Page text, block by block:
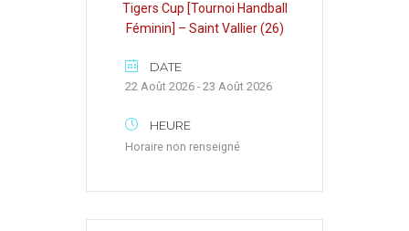
Tigers Cup [Tournoi Handball
Féminin] – Saint Vallier (26)
DATE
22 Août 2026 - 23 Août 2026
HEURE
Horaire non renseigné